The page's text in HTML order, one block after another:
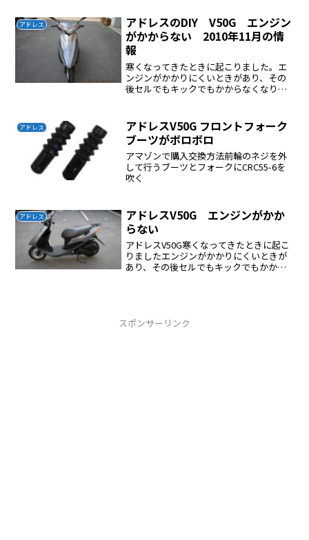
アドレス
アドレスのDIY V50G エンジン
がかからない 2010年11月の情
報
寒くなってきたときに起こりました。エ
ンジンがかかりにくいときがあり、その
後セルでもキックでもかからなくなりま
ているのを確認しましたFIランプは点灯
して消えてました(この...
アドレス
アドレスV50G フロントフォーク
ブーツがボロボロ
アマゾンで購入交換方法前輪のネジを外
して行うブーツとフォークにCRC55-6を
吹く
アドレス
アドレスV50G エンジンがかか
らない
アドレスV50G寒くなってきたときに起こ
りましたエンジンがかかりにくいときが
あり、その後セルでもキックでもかから
スポンサーリンク